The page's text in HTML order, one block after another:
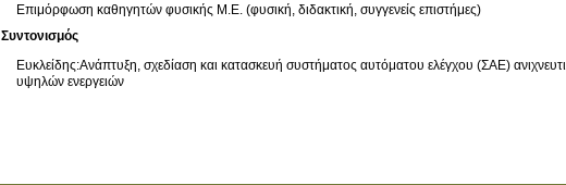
Επιμόρφωση καθηγητών φυσικής Μ.Ε. (φυσική, διδακτική, συγγενείς επιστήμες)
Συντονισμός
Ευκλείδης:Ανάπτυξη, σχεδίαση και κατασκευή συστήματος αυτόματου ελέγχου (ΣΑΕ)
υψηλών ενεργειών